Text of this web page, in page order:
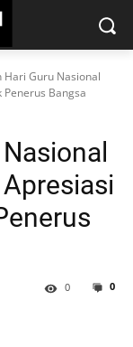
Hari Guru Nasional
Bangsa
0
0